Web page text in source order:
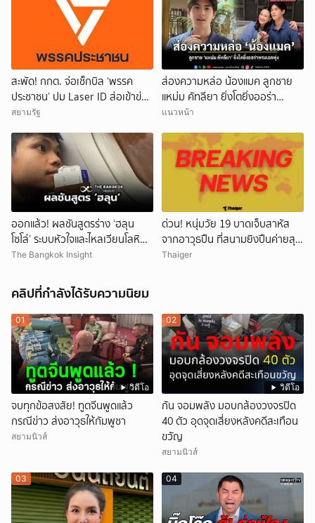
สะพัด! กกต. จ่อเช็กบิล ‘พรรค
ประชาชน’ ปม Laser ID ส่อเข้าข่าย
ยุบพรรคตาม ม.92
สยามรัฐ
ส่องความหล่อ น้องแมค ลูกชาย
แหม่ม คัทลียา ยิ่งโตยิ่งออร่า
พระเอกพุ่ง
แนวหน้า
ออกแล้ว! ผลชันสูตรร่าง ‘ฮลุน
โซโล่’ ระบบหัวใจและไหลเวียนโลหิต
ล้มเหลว
The Bangkok Insight
ด่วน! หนุ่มวัย 19 บาดเจ็บสาหัส
จากอาวุธปืน ที่สนามยิงปืนค่ายสุร
นารี โคราช ตำรวจเร่งสอบสาเหตุ
Thaiger
คลิปที่กำลังได้รับความนิยม
วิดีโอ
01
จบทุกข้อสงสัย! ทูตจีนพูดแล้ว
กรณีข่าว ส่งอาวุธให้กัมพูชา
สยามนิวส์
วิดีโอ
02
กัน จอมพลัง มอบกล้องวงจรปิด
40 ตัว อุดจุดเสี่ยงหลังคดีสะเทือน
ขวัญ
สยามนิวส์
03 04